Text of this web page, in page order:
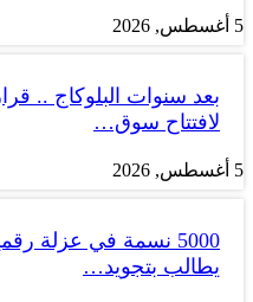
5 أغسطس, 2026
بعد سنوات البلوكاج ..
لافتتاح سوق…
5 أغسطس, 2026
5000 نسمة في عزلة
يطالب بتجويد…